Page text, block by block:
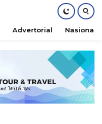
Advertorial Nasional